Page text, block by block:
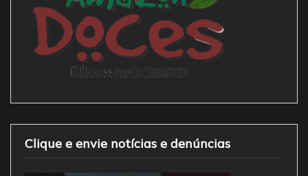
Clique e envie notícias e denúncias